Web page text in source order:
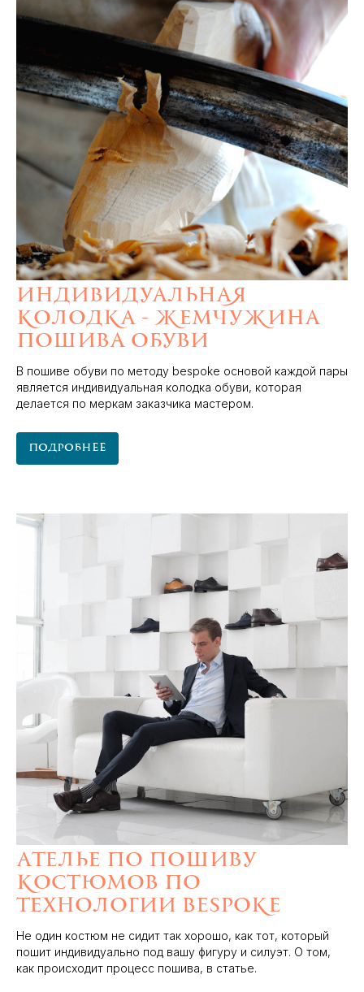
Индивидуальная
колодка - жемчужина
пошива обуви
В пошиве обуви по методу bespoke основой каждой пары
является индивидуальная колодка обуви, которая
делается по меркам заказчика мастером.
Подробнее
Ателье по пошиву
костюмов по
технологии Bespoke
Не один костюм не сидит так хорошо, как тот, который
пошит индивидуально под вашу фигуру и силуэт. О том,
как происходит процесс пошива, в статье.